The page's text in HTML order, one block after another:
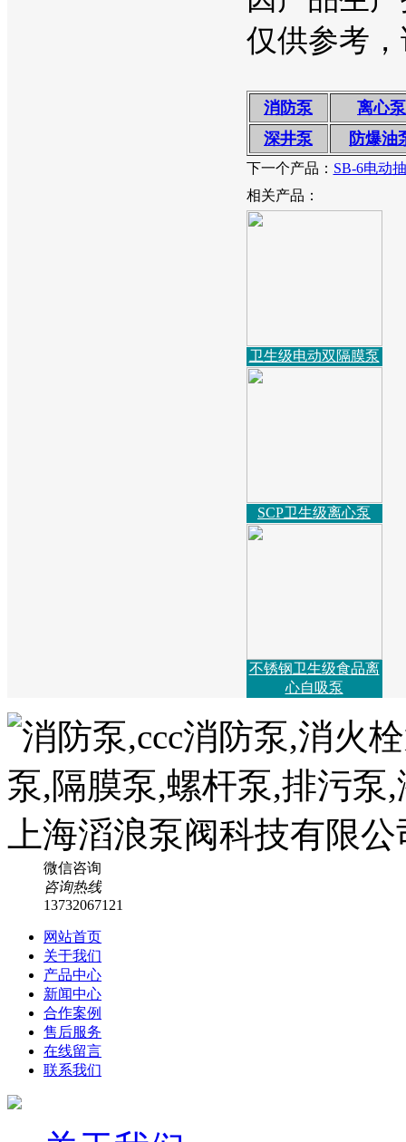
仅供参考
消防泵
离心泵
深井泵
防爆油
下一个产品： SB-6电动
相关产品：
卫生级电动双隔膜泵
SCP卫生级离心泵
不锈钢卫生级食品离
心自吸泵
微信咨询
咨询热线
13732067121
网站首页
关于我们
产品中心
新闻中心
合作案例
售后服务
在线留言
联系我们